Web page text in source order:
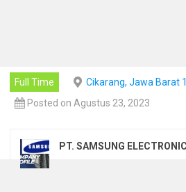
Full Time
Cikarang, Jawa Barat
Posted on Agustus 23, 2023
PT. SAMSUNG